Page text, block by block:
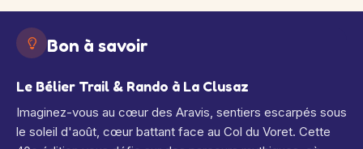
Bon à savoir
Le Bélier Trail & Rando à La Clusaz
Imaginez-vous au cœur des Aravis, sentiers escarpés sous
le soleil d'août, cœur battant face au Col du Voret. Cette